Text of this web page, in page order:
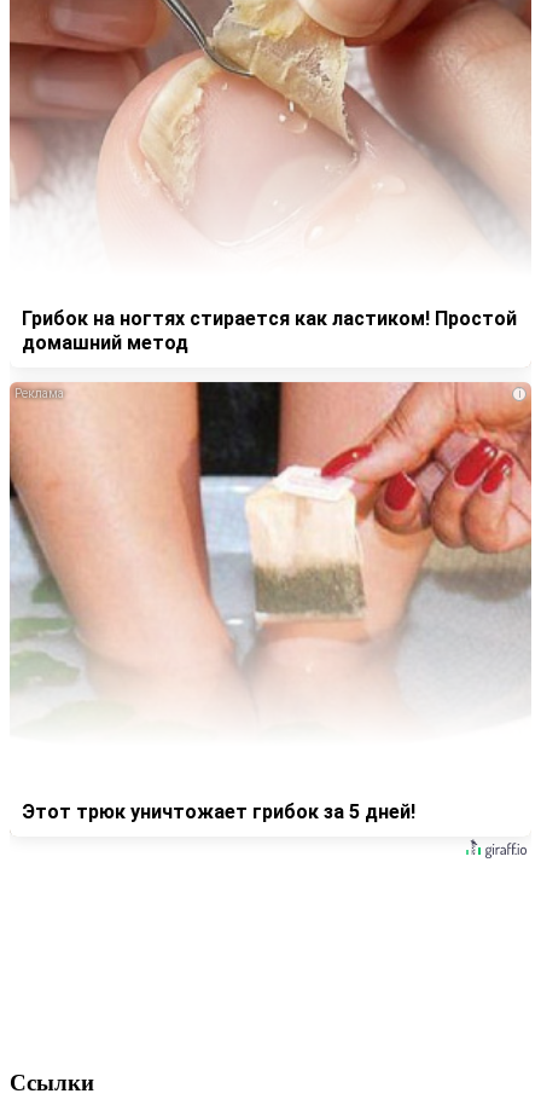
Грибок на ногтях стирается как ластиком! Простой
домашний метод
i
Этот трюк уничтожает грибок за 5 дней!
Ссылки